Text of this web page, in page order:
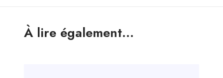
À lire également...